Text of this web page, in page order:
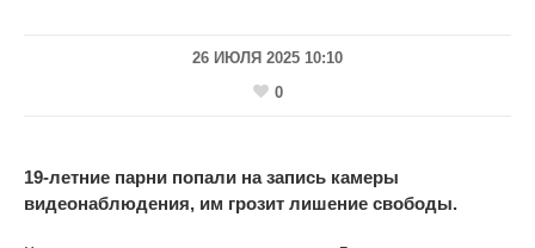
26 ИЮЛЯ 2025 10:10
0
19-летние парни попали на запись камеры
видеонаблюдения, им грозит лишение свободы.